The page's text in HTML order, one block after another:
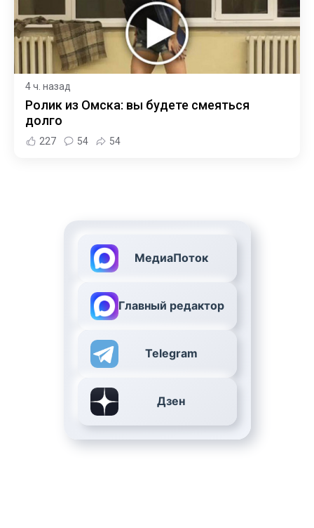
4 ч. назад
Ролик из Омска: вы будете смеяться
долго
227 54 54
МедиаПоток
Главный редактор
Telegram
Дзен